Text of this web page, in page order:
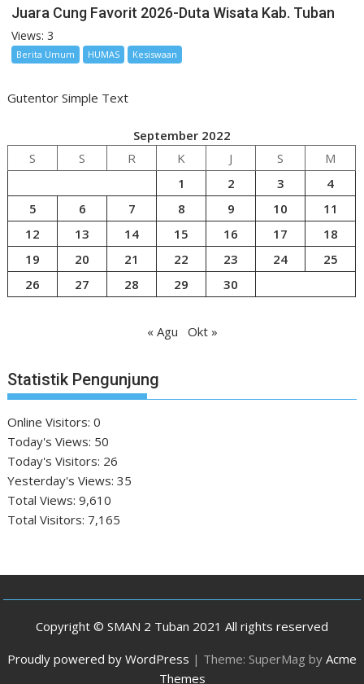
Juara Cung Favorit 2026-Duta Wisata Kab. Tuban
Views: 3
Berita Umum HUMAS Kesiswaan
Gutentor Simple Text
September 2022
S
S R K J S
M
1
2 3
4
5
6 7 8 9 10
11
12
13 14 15 16 17
18
19
20 21 22 23 24
25
26
27 28 29 30
« Agu Okt »
Statistik Pengunjung
Online Visitors:0
Today's Views: 50
Today's Visitors: 26
Yesterday's Views:35
Total Views:9,610
Total Visitors: 7,165
Copyright © SMAN 2 Tuban 2021 All rights reserved
Proudly powered by WordPress | Theme: SuperMag by Acme
Themes